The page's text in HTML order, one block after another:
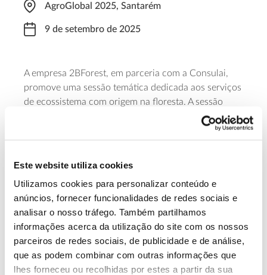
Este website utiliza cookies
Utilizamos cookies para personalizar conteúdo e
anúncios, fornecer funcionalidades de redes sociais e
analisar o nosso tráfego. Também partilhamos
informações acerca da utilização do site com os nossos
parceiros de redes sociais, de publicidade e de análise,
que as podem combinar com outras informações que
lhes forneceu ou recolhidas por estes a partir da sua
AgroGlobal 2025, Santarém
9 de setembro de 2025
A empresa 2BForest, em parceria com a Consulai,
promove uma sessão temática dedicada aos serviços
de ecossistema com origem na floresta. A sessão
realiza-se das 11h00 às 13h00, nos Claustros, no
decorrer da Feira de Agricultura AgroGlobal 2025.
gestão sustentável das florestas.
Saber mais
13.07.2026